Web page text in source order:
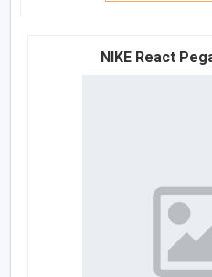
NIKE React